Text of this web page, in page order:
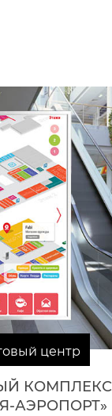
центр
КОМПЛЕКС
АЭРОПОРТ»